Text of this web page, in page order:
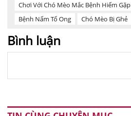
Chơi Với Chó Mèo Mắc Bệnh Hiếm Gặp
Bệnh Nấm Tổ Ong
Chó Mèo Bị Ghẻ
Bình luận